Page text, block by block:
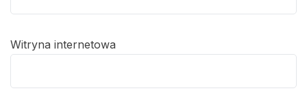
Witryna internetowa